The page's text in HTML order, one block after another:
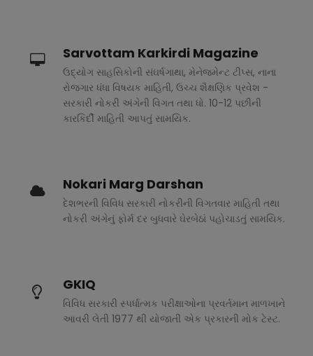
Sarvottam Karkirdi Magazine
ઉદ્યોગ સાહસિકોની સંઘર્ષગાથા, મેનેજમેન્ટ ટીપ્સ, નાના
રોજગાર ધંધા વિષયક માહિતી, ઉચ્ચ શૈક્ષણિક પ્રવેશ -
સરકારી નોકરી અંગેની વિગત તથા ધો. 10-12 પછીની
કારકિર્દી માહિતી આપતું સામયિક.
Nokari Marg Darshan
દેશભરની વિવિધ સરકારી નોકરીની વિગતવાર માહિતી તથા
નોકરી અંગેનું ફોર્મ દર બુધવારે ઘેરબેઠાં પહોચાડતું સામયિક.
GKIQ
વિવિધ સરકારી સ્પર્ધાત્મક પરીક્ષાઓના પ્રવર્તમાન માળખાને
આવરી લેતી 1977 થી યોજાતી એક પ્રકારની મોક ટેસ્ટ.